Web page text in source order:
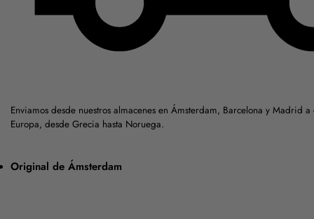
Enviamos desde nuestros almacenes en Ámsterdam, Barcelona y Madrid
Europa, desde Grecia hasta Noruega.
Original de Ámsterdam